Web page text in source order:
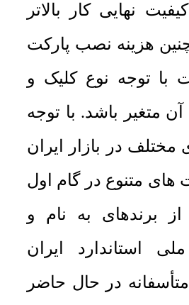
نهایی کار بالاتر
هزینه نصب پارکت
با توجه نوع کلیک و
متغیر باشد. با توجه
مختلف در بازار ایران
های متنوع در گام اول
برندهای به نام و
استاندارد ایران
در حال حاضر